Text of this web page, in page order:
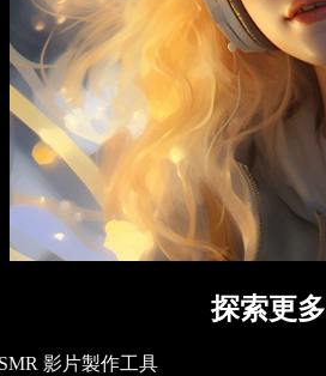
探索更多
影片製作工具